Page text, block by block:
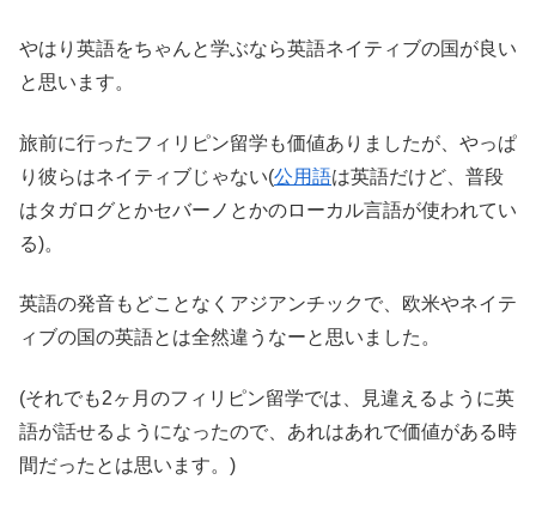
やはり英語をちゃんと学ぶなら英語ネイティブの国が良い
と思います。
旅前に行ったフィリピン留学も価値ありましたが、やっぱ
り彼らはネイティブじゃない(公用語は英語だけど、普段
はタガログとかセバーノとかのローカル言語が使われてい
る)。
英語の発音もどことなくアジアンチックで、欧米やネイテ
ィブの国の英語とは全然違うなーと思いました。
(それでも2ヶ月のフィリピン留学では、見違えるように英
語が話せるようになったので、あれはあれで価値がある時
間だったとは思います。)